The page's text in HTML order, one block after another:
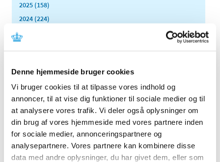
Denne hjemmeside bruger cookies
Vi bruger cookies til at tilpasse vores indhold og
annoncer, til at vise dig funktioner til sociale medier og til
at analysere vores trafik. Vi deler også oplysninger om
din brug af vores hjemmeside med vores partnere inden
for sociale medier, annonceringspartnere og
analysepartnere. Vores partnere kan kombinere disse
data med andre oplysninger, du har givet dem, eller som
2025 (158)
2024 (224)
2020 (263)
2019 (159)
2018 (150)
2017 (167)
2016 (167)
2015 (33)
december (4)